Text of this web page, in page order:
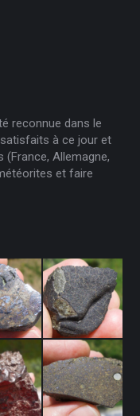
reconnue dans le
à ce jour et
Allemagne,
et faire